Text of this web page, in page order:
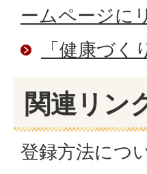
ームページに
「健康づ
関連リン
登録方法につ